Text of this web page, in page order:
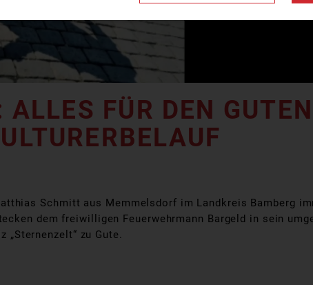
FÜR DEN GUTEN
Schmitt aus Memmelsdorf im Landkreis Bamberg
dem freiwilligen Feuerwehrmann Bargeld in sein
„Sternenzelt“ zu Gute.